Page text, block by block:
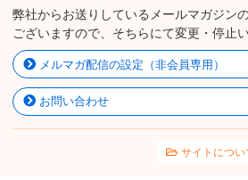
弊社からお送りしているメールマガジン
ございますので、そちらにて変更・停止
メルマガ配信の設定（非会員専用）
お問い合わせ
サイトについ